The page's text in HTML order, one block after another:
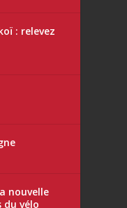
: relevez
nouvelle
du vélo